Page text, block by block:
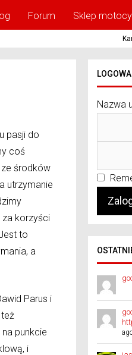
Forum Sklep
pasji do
coś
środków
utrzymanie
za korzyści
to
a
Parus i
punkcie
i
Nazwa